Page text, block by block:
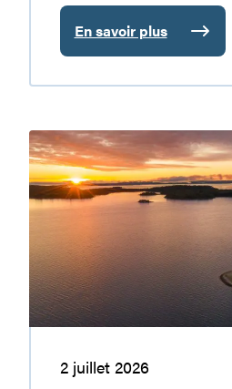
En savoir plus
:
En
nature,
sécurité,
c’est
ma
responsabilité
Le
réservoir
Baskatong
:
une
destination
de
vacances
à
2 juillet 2026